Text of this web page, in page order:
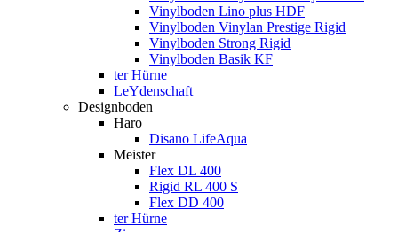
Vinylboden Lino plus HDF
Vinylboden Vinylan Prestige Rigid
Vinylboden Strong Rigid
Vinylboden Basik KF
ter Hürne
LeYdenschaft
Designboden
Haro
Disano LifeAqua
Meister
Flex DL 400
Rigid RL 400 S
Flex DD 400
ter Hürne